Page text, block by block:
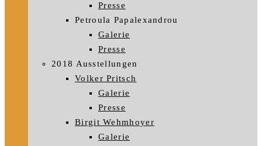
Presse
Petroula Papalexandrou
Galerie
Presse
2018 Ausstellungen
Volker Pritsch
Galerie
Presse
Birgit Wehmhoyer
Galerie